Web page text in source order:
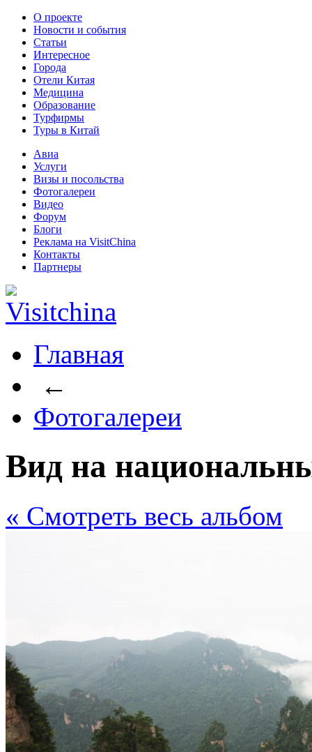
О проекте
Новости и события
Статьи
Интересное
Города
Отели Китая
Медицина
Образование
Турфирмы
Туры в Китай
Авиа
Услуги
Визы и посольства
Фотогалереи
Видео
Форум
Блоги
Реклама на VisitChina
Контакты
Партнеры
Главная
←
Фотогалереи
Вид на
« Cмотреть весь альбом